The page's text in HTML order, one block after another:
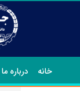
خانه درباره ما